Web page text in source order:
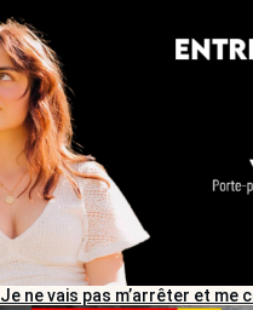
Je ne vais pas m’arrêter et me